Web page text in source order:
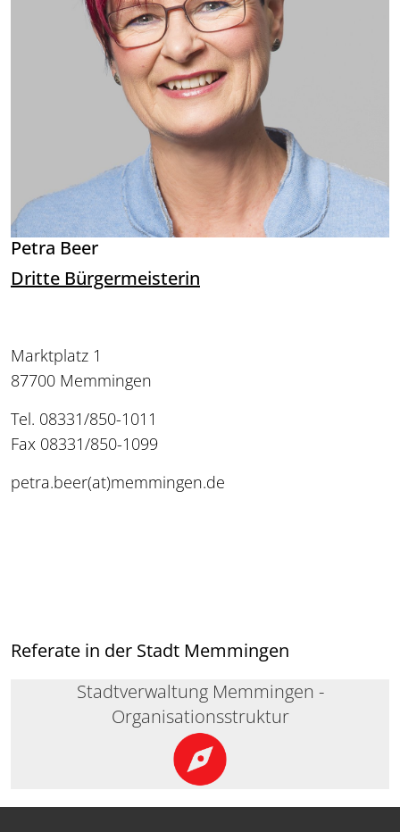
Petra Beer
Dritte Bürgermeisterin
Marktplatz 1
87700 Memmingen
Tel. 08331/850-1011
Fax 08331/850-1099
petra.beer(at)memmingen.de
Referate in der Stadt Memmingen
Stadtverwaltung Memmingen -
Organisationsstruktur